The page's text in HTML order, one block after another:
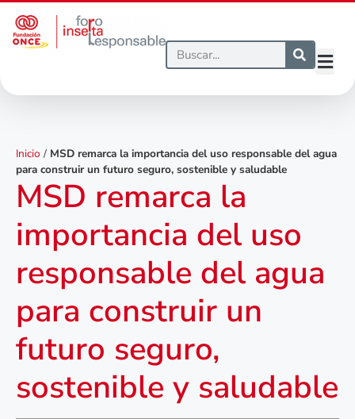
Inicio / MSD remarca la importancia del uso responsable del agua
para construir un futuro seguro, sostenible y saludable
MSD remarca la
importancia del uso
responsable del agua
para construir un
futuro seguro,
sostenible y saludable